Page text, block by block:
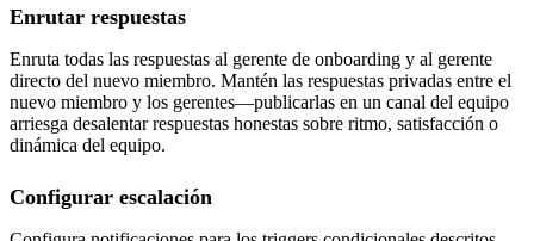
Enrutar respuestas
Enruta todas las respuestas al gerente de onboarding y al gerente
directo del nuevo miembro. Mantén las respuestas privadas entre el
nuevo miembro y los gerentes—publicarlas en un canal del equipo
arriesga desalentar respuestas honestas sobre ritmo, satisfacción o
dinámica del equipo.
Configurar escalación